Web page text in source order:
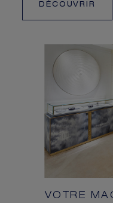
DÉCOUVRIR
VOTRE